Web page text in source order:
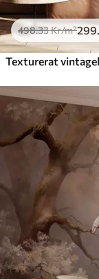
498.33Kr/m²299